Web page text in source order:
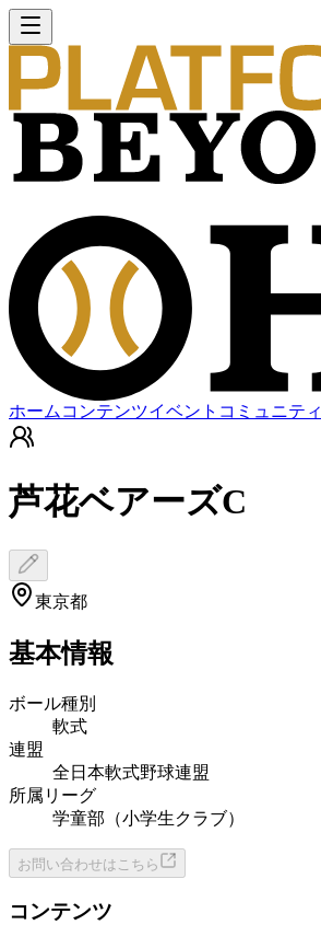
ホーム コンテンツイベント コミュニティ
芦花ベアーズC
東京都
基本情報
ボール種別
軟式
連盟
全日本軟式野球連盟
所属リーグ
学童部（小学生クラブ）
お問い合わせはこちら
コンテンツ